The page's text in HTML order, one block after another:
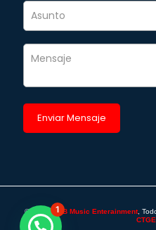
©2025 - SAB Music Enterainment,
1